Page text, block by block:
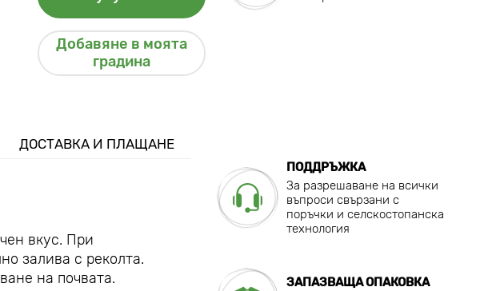
Добавяне в моята
градина
ДОСТАВКА И ПЛАЩАНЕ
вкус. При
залива с реколта.
на почвата.
ПОДДРЪЖКА
За разрешаване на всички
въпроси свързани с
поръчки и селскостопанска
технология
ЗАПАЗВАЩА ОПАКОВКА